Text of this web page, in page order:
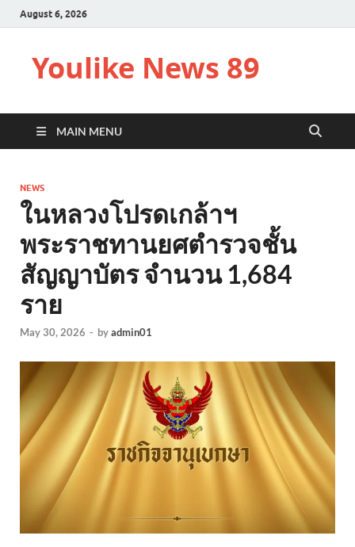
August 6, 2026
Youlike News 89
MAIN MENU
NEWS
ในหลวงโปรดเกล้าฯ
พระราชทานยศตำรวจชั้น
สัญญาบัตร จำนวน 1,684
ราย
May 30, 2026 - byadmin01